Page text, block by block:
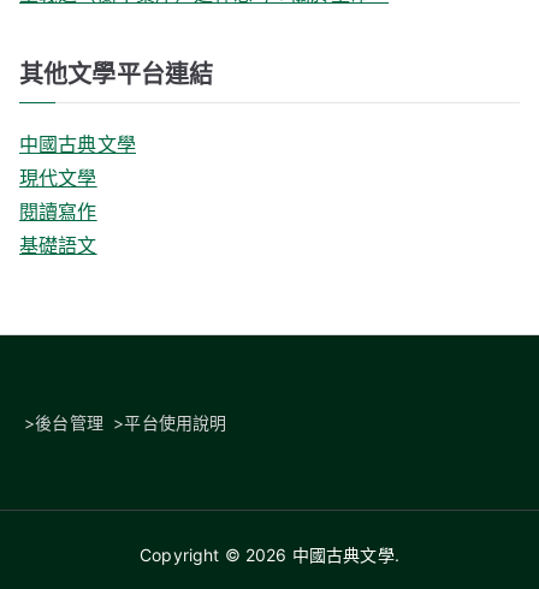
其他文學平台連結
中國古典文學
現代文學
閱讀寫作
基礎語文
>後台管理 >平台使用說明
Copyright © 2026 中國古典文學.